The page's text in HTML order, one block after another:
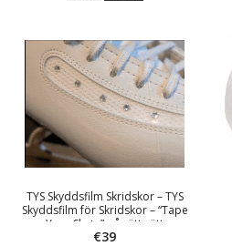
TYS Skyddsfilm Skridskor – TYS
Skyddsfilm för Skridskor – “Tape
Your Skate” på rätt sätt
€39